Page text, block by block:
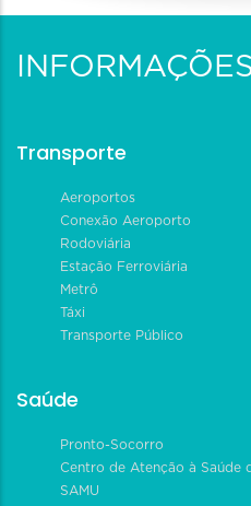
Transporte
Aeroportos
Conexão Aeroporto
Rodoviária
Estação Ferroviária
Metrô
Táxi
Transporte Público
Saúde
Pronto-Socorro
Centro de Atenção à Saúde
SAMU